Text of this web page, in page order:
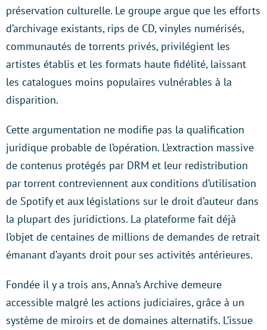
préservation culturelle. Le groupe argue que les efforts
d’archivage existants, rips de CD, vinyles numérisés,
communautés de torrents privés, privilégient les
artistes établis et les formats haute fidélité, laissant
les catalogues moins populaires vulnérables à la
disparition.
Cette argumentation ne modifie pas la qualification
juridique probable de l’opération. L’extraction massive
de contenus protégés par DRM et leur redistribution
par torrent contreviennent aux conditions d’utilisation
de Spotify et aux législations sur le droit d’auteur dans
la plupart des juridictions. La plateforme fait déjà
l’objet de centaines de millions de demandes de retrait
émanant d’ayants droit pour ses activités antérieures.
Fondée il y a trois ans, Anna’s Archive demeure
accessible malgré les actions judiciaires, grâce à un
système de miroirs et de domaines alternatifs. L’issue